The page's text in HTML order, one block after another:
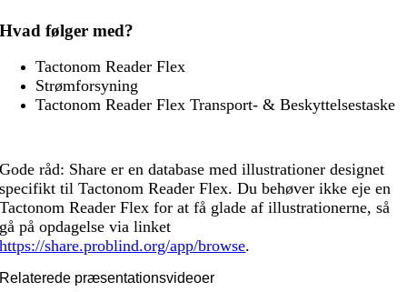
Hvad følger med?
Tactonom Reader Flex
Strømforsyning
Tactonom Reader Flex Transport- & Beskyttelsestaske
Gode råd: Share er en database med illustrationer designet
specifikt til Tactonom Reader Flex. Du behøver ikke eje en
Tactonom Reader Flex for at få glade af illustrationerne, så
gå på opdagelse via linket
https://share.problind.org/app/browse.
Relaterede præsentationsvideoer